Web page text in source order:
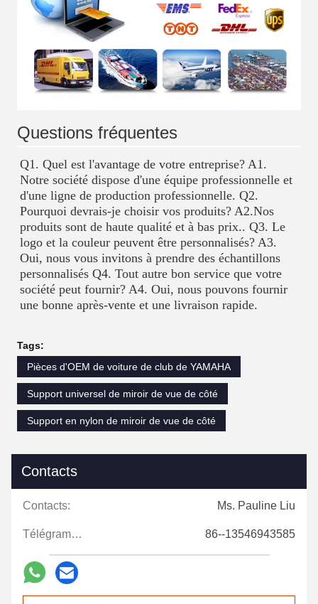
Questions fréquentes
Q1. Quel est l'avantage de votre entreprise? A1.
Notre société dispose d'une équipe professionnelle et
d'une ligne de production professionnelle. Q2.
Pourquoi devrais-je choisir vos produits? A2.Nos
produits sont de haute qualité et à bas prix.. Q3. Le
logo et la couleur peuvent être personnalisés? A3.
Oui, nous vous invitons à prendre des échantillons
personnalisés Q4. Tout autre bon service que votre
société peut fournir? A4. Oui, nous pouvons fournir
une bonne après-vente et une livraison rapide.
Tags:
Pièces d'OEM de voiture de club de YAMAHA
Support universel de miroir de vue de côté
Support en nylon de miroir de vue de côté
Contacts
Contacts: Ms. Pauline Liu
Télégramme: 86--13546943585